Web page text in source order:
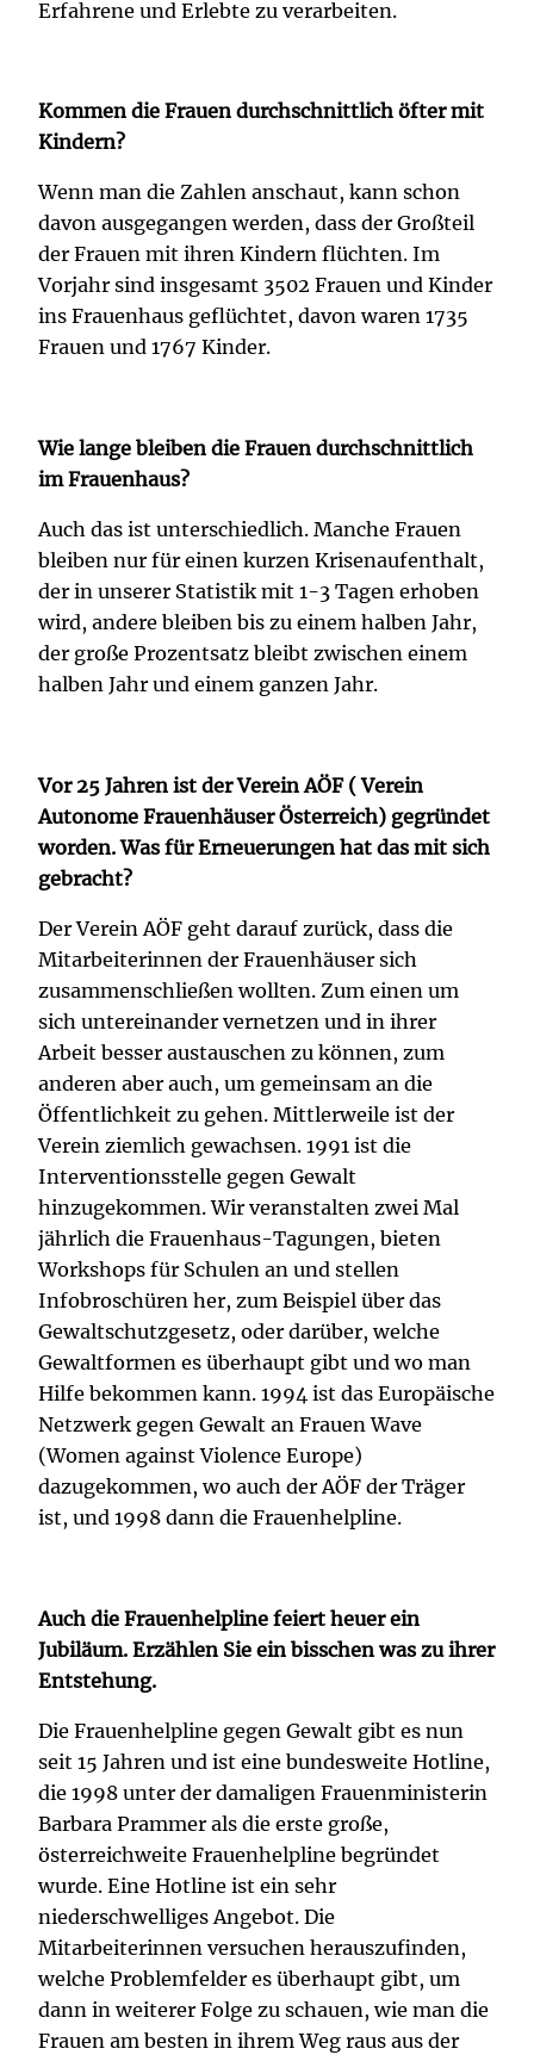
Erfahrene und Erlebte zu verarbeiten.
Kommen die Frauen durchschnittlich öfter mit
Kindern?
Wenn man die Zahlen anschaut, kann schon
davon ausgegangen werden, dass der Großteil
der Frauen mit ihren Kindern flüchten. Im
Vorjahr sind insgesamt 3502 Frauen und Kinder
ins Frauenhaus geflüchtet, davon waren 1735
Frauen und 1767 Kinder.
Wie lange bleiben die Frauen durchschnittlich
im Frauenhaus?
Auch das ist unterschiedlich. Manche Frauen
bleiben nur für einen kurzen Krisenaufenthalt,
der in unserer Statistik mit 1-3 Tagen erhoben
wird, andere bleiben bis zu einem halben Jahr,
der große Prozentsatz bleibt zwischen einem
halben Jahr und einem ganzen Jahr.
Vor 25 Jahren ist der Verein AÖF ( Verein
Autonome Frauenhäuser Österreich) gegründet
worden. Was für Erneuerungen hat das mit sich
gebracht?
Der Verein AÖF geht darauf zurück, dass die
Mitarbeiterinnen der Frauenhäuser sich
zusammenschließen wollten. Zum einen um
sich untereinander vernetzen und in ihrer
Arbeit besser austauschen zu können, zum
anderen aber auch, um gemeinsam an die
Öffentlichkeit zu gehen. Mittlerweile ist der
Verein ziemlich gewachsen. 1991 ist die
Interventionsstelle gegen Gewalt
hinzugekommen. Wir veranstalten zwei Mal
jährlich die Frauenhaus-Tagungen, bieten
Workshops für Schulen an und stellen
Infobroschüren her, zum Beispiel über das
Gewaltschutzgesetz, oder darüber, welche
Gewaltformen es überhaupt gibt und wo man
Hilfe bekommen kann. 1994 ist das Europäische
Netzwerk gegen Gewalt an Frauen Wave
(Women against Violence Europe)
dazugekommen, wo auch der AÖF der Träger
ist, und 1998 dann die Frauenhelpline.
Auch die Frauenhelpline feiert heuer ein
Jubiläum. Erzählen Sie ein bisschen was zu ihrer
Entstehung.
Die Frauenhelpline gegen Gewalt gibt es nun
seit 15 Jahren und ist eine bundesweite Hotline,
die 1998 unter der damaligen Frauenministerin
Barbara Prammer als die erste große,
österreichweite Frauenhelpline begründet
wurde. Eine Hotline ist ein sehr
niederschwelliges Angebot. Die
Mitarbeiterinnen versuchen herauszufinden,
welche Problemfelder es überhaupt gibt, um
dann in weiterer Folge zu schauen, wie man die
Frauen am besten in ihrem Weg raus aus der